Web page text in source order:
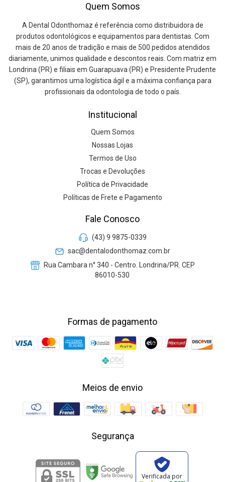
Quem Somos
A Dental Odonthomaz é referência como distribuidora de
produtos odontológicos e equipamentos para dentistas. Com
mais de 20 anos de tradição e mais de 500 pedidos atendidos
diariamente, unimos qualidade e descontos reais. Com matriz em
Londrina (PR) e filiais em Guarapuava (PR) e Presidente Prudente
(SP), garantimos uma logística ágil e a máxima confiança para
profissionais da odontologia de todo o país.
Institucional
Quem Somos
Nossas Lojas
Termos de Uso
Trocas e Devoluções
Política de Privacidade
Políticas de Frete e Pagamento
Fale Conosco
(43) 9 9875-0339
sac@dentalodonthomaz.com.br
Rua Cambara n° 340 - Centro. Londrina/PR. CEP
86010-530
Formas de pagamento
Meios de envio
Segurança
Verificada por